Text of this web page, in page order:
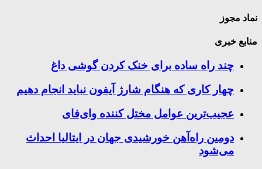
نماد مجوز
منابع خبری
چند راه‌ ساده برای خنک کردن گوشی داغ
چهار کاری که هنگام شارژ آیفون نباید انجام دهیم
عجیب‌ترین عوامل مختل کننده وای‌فای
دومین راه‌آهن خورشیدی جهان در ایتالیا احداث
می‌شود